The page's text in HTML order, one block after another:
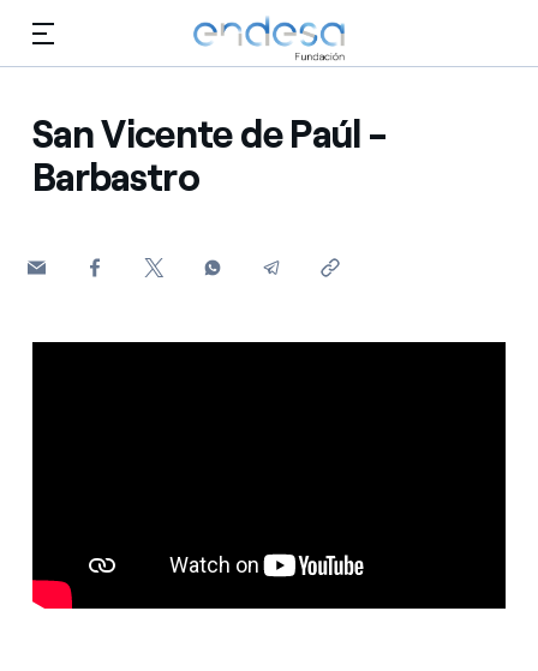
Conócenos
Agenda
San Vicente de Paúl -
Barbastro